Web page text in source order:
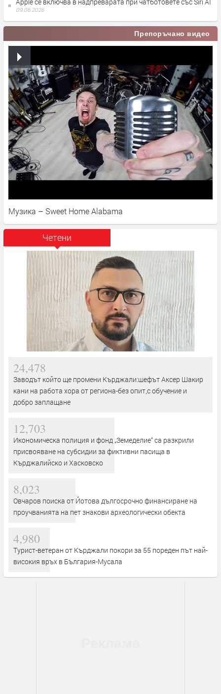
Apple се включва в надпреварата при чатботовете със Siri AI
09.06.2026
Препоръчано видео
Музика – Sweet Home Alabama
Четени
24,478
Заводът който ще промени Кърджали:шефът Аксер Шакир
кани на работа хора от региона-без опит,с обучение и
добро заплащане
12,703
Икономическа полиция и фонд „Земеделие“ са разкрили
присвояване на субсидии за фиктивни пасища в
Кърджалийско и Хасковско
8,023
Овчаров поиска от Йотова дългосрочно финансиране на
проучванията на пет знакови археологически обекта
4,980
Турист-ветеран от Кърджали покори за 55 пореден път най-
високия връх в България-Мусала